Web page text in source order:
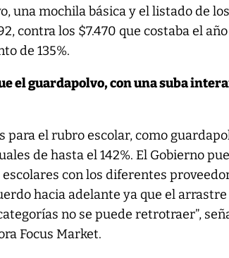
una mochila básica y el listado de
contra los $7.470 que costaba el año
de 135%.
el guardapolvo, con una suba
para el rubro escolar, como
de hasta el 142%. El Gobierno
con los diferentes
hacia adelante ya que el arrastre
no se puede retrotraer”,
Focus Market.